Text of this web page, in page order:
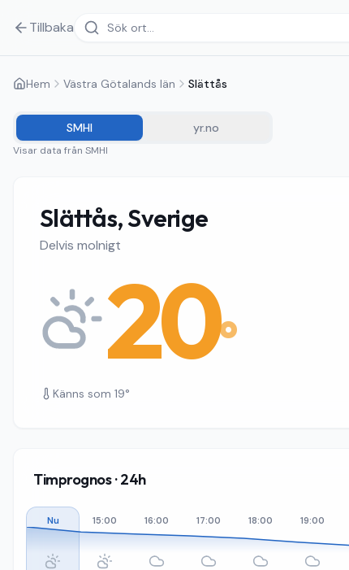
Tillbaka
Hem Västra Götalands län Slättås
SMHI yr.no
Visar data från SMHI
Slättås, Sverige
Delvis molnigt
20°
Känns som 19°
Timprognos · 24h
Nu 15:00 16:00 17:00 18:00 19:00